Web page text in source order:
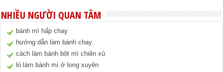
NHIỀU NGƯỜI QUAN TÂM
bánh mì hấp chay
hướng dẫn làm bánh chay
cách làm bánh bột mì chiên xù
lò làm bánh mì ở long xuyên